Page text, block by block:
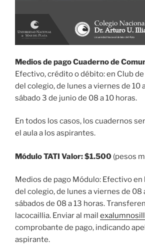
Medios de pago Cuaderno de
Efectivo, crédito o débito: en Club
del colegio, de lunes a viernes de 10
sábado 3 de junio de 08 a 10 horas.
En todos los casos, los cuadernos
el aula a los aspirantes.
Módulo TATI Valor: $1.500 (pesos
Medios de pago Módulo: Efectivo
del colegio, de lunes a viernes de 08
sábados de 08 a 13 horas.
lacocaillia. Enviar al mail
comprobante de pago, indicando
aspirante.